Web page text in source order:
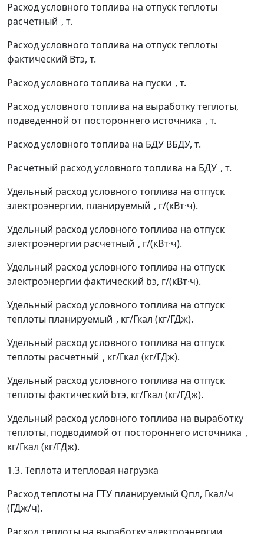
Расход условного топлива на отпуск теплоты
расчетный , т.
Расход условного топлива на отпуск теплоты
фактический Втэ, т.
Расход условного топлива на пуски , т.
Расход условного топлива на выработку теплоты,
подведенной от постороннего источника , т.
Расход условного топлива на БДУ ВБДУ, т.
Расчетный расход условного топлива на БДУ , т.
Удельный расход условного топлива на отпуск
электроэнергии, планируемый , г/(кВт·ч).
Удельный расход условного топлива на отпуск
электроэнергии расчетный , г/(кВт·ч).
Удельный расход условного топлива на отпуск
электроэнергии фактический bэ, г/(кВт·ч).
Удельный расход условного топлива на отпуск
теплоты планируемый , кг/Гкал (кг/ГДж).
Удельный расход условного топлива на отпуск
теплоты расчетный , кг/Гкал (кг/ГДж).
Удельный расход условного топлива на отпуск
теплоты фактический bтэ, кг/Гкал (кг/ГДж).
Удельный расход условного топлива на выработку
теплоты, подводимой от постороннего источника ,
кг/Гкал (кг/ГДж).
1.3. Теплота и тепловая нагрузка
Расход теплоты на ГТУ планируемый Qпл, Гкал/ч
(ГДж/ч).